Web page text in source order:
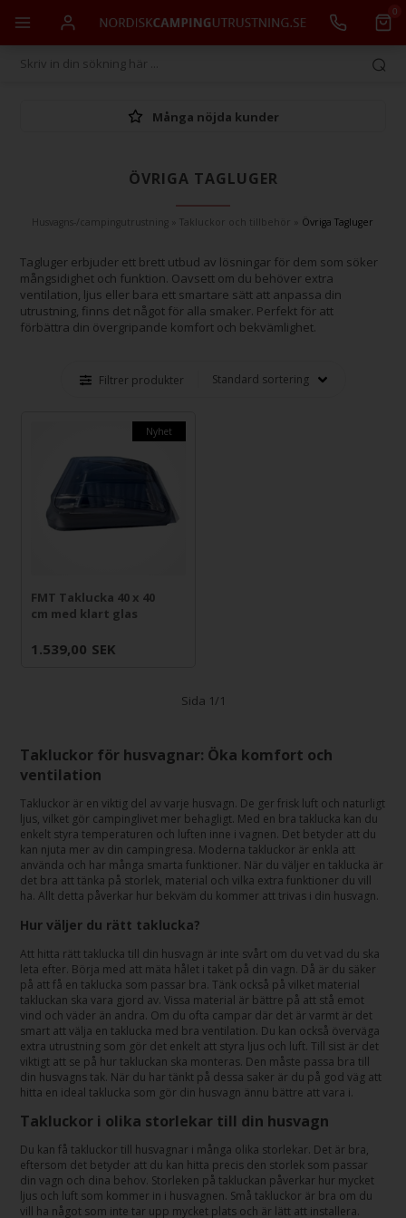
0
Många nöjda kunder
ÖVRIGA TAGLUGER
Husvagns-/campingutrustning Takluckor och tillbehör Övriga Tagluger
Tagluger erbjuder ett brett utbud av lösningar för dem som söker
mångsidighet och funktion. Oavsett om du behöver extra
ventilation, ljus eller bara ett smartare sätt att anpassa din
utrustning, finns det något för alla smaker. Perfekt för att
förbättra din övergripande komfort och bekvämlighet.
Filtrer produkter
Nyhet
FMT Taklucka 40 x 40
cm med klart glas
1.539,00 SEK
Sida 1/1
Takluckor för husvagnar: Öka komfort och
ventilation
Takluckor är en viktig del av varje husvagn. De ger frisk luft och naturligt
ljus, vilket gör campinglivet mer behagligt. Med en bra taklucka kan du
enkelt styra temperaturen och luften inne i vagnen. Det betyder att du
kan njuta mer av din campingresa. Moderna takluckor är enkla att
använda och har många smarta funktioner. När du väljer en taklucka är
det bra att tänka på storlek, material och vilka extra funktioner du vill
ha. Allt detta påverkar hur bekväm du kommer att trivas i din husvagn.
Hur väljer du rätt taklucka?
Att hitta rätt taklucka till din husvagn är inte svårt om du vet vad du ska
leta efter. Börja med att mäta hålet i taket på din vagn. Då är du säker
på att få en taklucka som passar bra. Tänk också på vilket material
takluckan ska vara gjord av. Vissa material är bättre på att stå emot
vind och väder än andra. Om du ofta campar där det är varmt är det
smart att välja en taklucka med bra ventilation. Du kan också överväga
extra utrustning som gör det enkelt att styra ljus och luft. Till sist är det
viktigt att se på hur takluckan ska monteras. Den måste passa bra till
din husvagns tak. När du har tänkt på dessa saker är du på god väg att
hitta en ideal taklucka som gör din husvagn ännu bättre att vara i.
Takluckor i olika storlekar till din husvagn
Du kan få takluckor till husvagnar i många olika storlekar. Det är bra,
eftersom det betyder att du kan hitta precis den storlek som passar
din vagn och dina behov. Storleken på takluckan påverkar hur mycket
ljus och luft som kommer in i husvagnen. Små takluckor är bra om du
vill ha något som inte tar upp mycket plats och är lätt att installera.